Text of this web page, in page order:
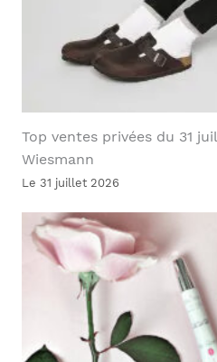
Top ventes privées du 31
Wiesmann
Le 31 juillet 2026